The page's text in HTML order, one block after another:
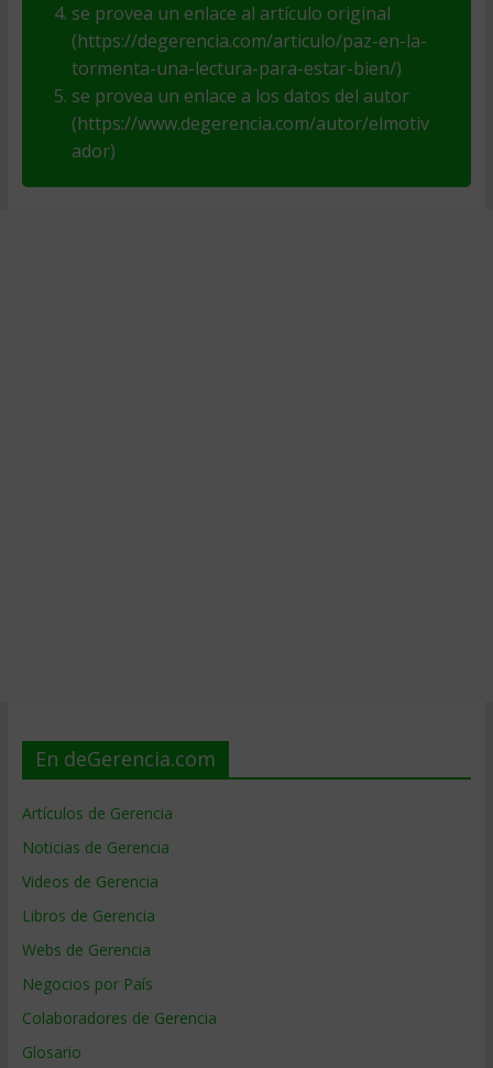
se provea un enlace al artículo original
(https://degerencia.com/articulo/paz-en-la-
tormenta-una-lectura-para-estar-bien/)
se provea un enlace a los datos del autor
(https://www.degerencia.com/autor/elmotiv
ador)
En deGerencia.com
Artículos de Gerencia
Noticias de Gerencia
Videos de Gerencia
Libros de Gerencia
Webs de Gerencia
Negocios por País
Colaboradores de Gerencia
Glosario